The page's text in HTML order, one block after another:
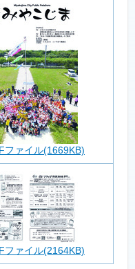
(1669KB)
(2164KB)